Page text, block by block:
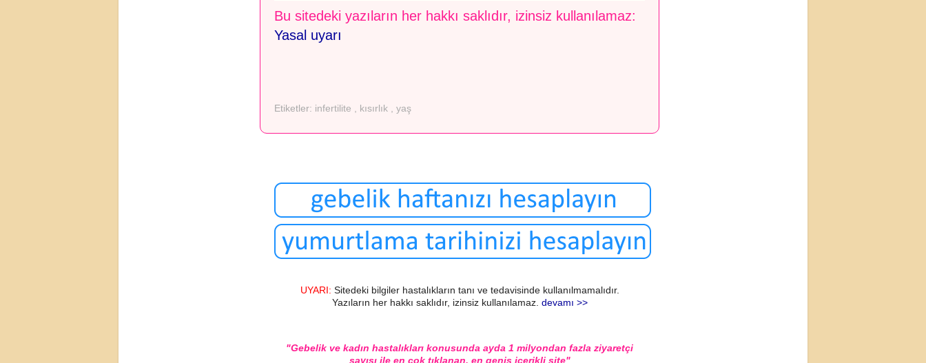
Bu sitedeki yazıların her hakkı saklıdır, izinsiz kullanılamaz:
Yasal uyarı
Etiketler: infertilite , kısırlık , yaş
UYARI: Sitedeki bilgiler hastalıkların tanı ve tedavisinde kullanılmamalıdır.
Yazıların her hakkı saklıdır, izinsiz kullanılamaz. devamı >>
"Gebelik ve kadın hastalıkları konusunda ayda 1 milyondan fazla ziyaretçi
sayısı ile en çok tıklanan, en geniş içerikli site"